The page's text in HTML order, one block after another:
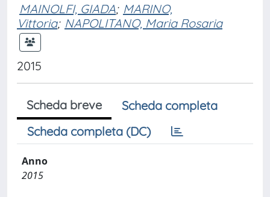
MAINOLFI, GIADA; MARINO,
Vittoria; NAPOLITANO, Maria Rosaria
2015
Scheda breve
Scheda completa
Scheda completa (DC)
Anno
2015